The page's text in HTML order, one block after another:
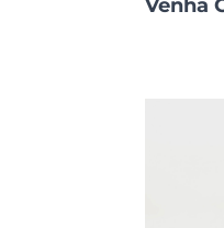
Venha